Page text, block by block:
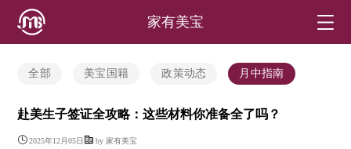
家有美宝
全部 美宝国籍 政策动态 月中指南
赴美生子签证全攻略：这些材料你准备全了吗？
2025年12月05日 by 家有美宝